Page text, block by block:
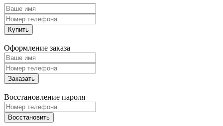
Купить
Оформление заказа
Заказать
Восстановление пароля
Восстановить